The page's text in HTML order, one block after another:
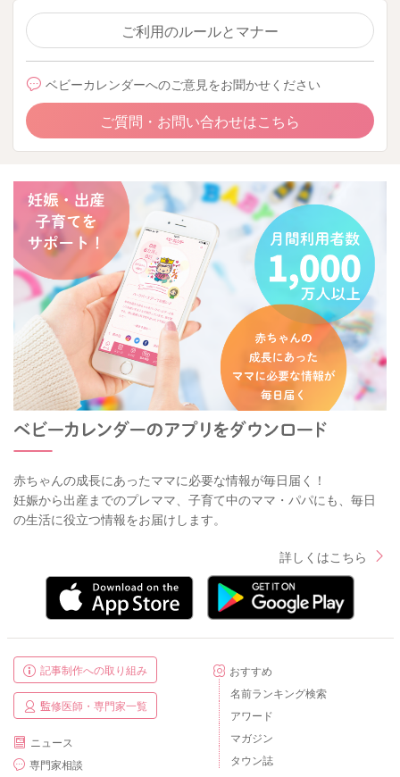
ご利用のルールとマナー
ベビーカレンダーへのご意見をお聞かせください
ご質問・お問い合わせはこちら
赤ちゃんの成長にあったママに必要な情報が毎日届く！
妊娠から出産までのプレママ、子育て中のママ・パパにも、毎日
の生活に役立つ情報をお届けします。
詳しくはこちら
記事制作への取り組み
監修医師・専門家一覧
ニュース
専門家相談
おすすめ
名前ランキング検索
アワード
マガジン
タウン誌